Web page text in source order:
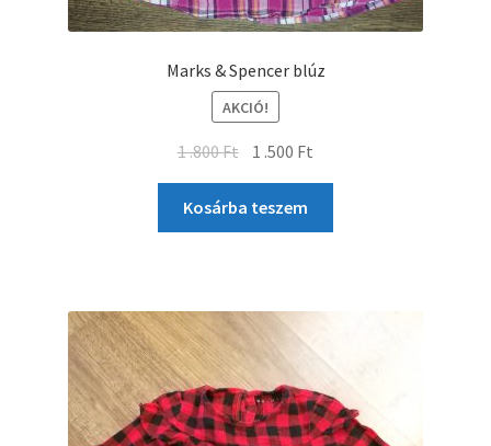
Marks & Spencer blúz
AKCIÓ!
1 .800Ft 1 .500 Ft
Kosárba teszem